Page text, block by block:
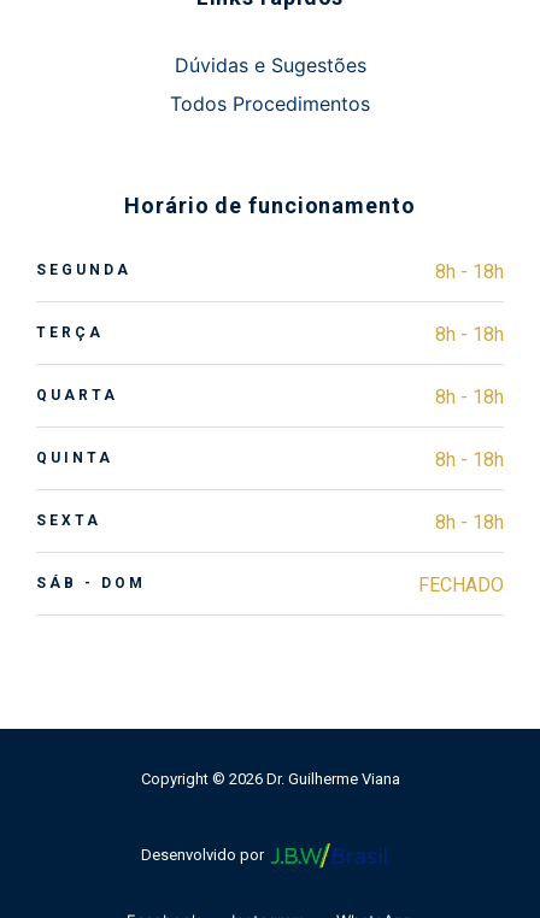
Dúvidas e Sugestões
Todos Procedimentos
Horário de funcionamento
SEGUNDA 8h - 18h
TERÇA 8h - 18h
QUARTA 8h - 18h
QUINTA 8h - 18h
SEXTA 8h - 18h
SÁB - DOM FECHADO
Copyright © 2026 Dr. Guilherme Viana
Desenvolvido por